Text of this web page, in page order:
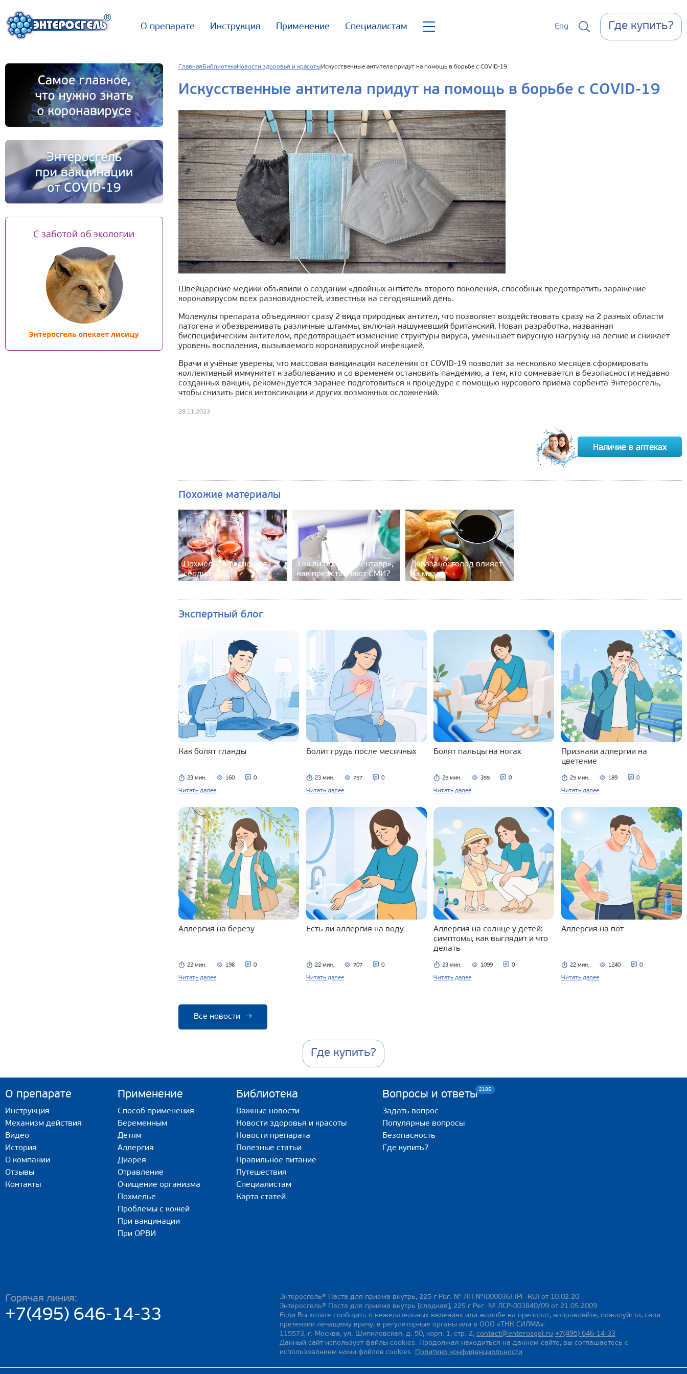
О препарате Инструкция Применение Специалистам Eng Где купить?
Главная БиблиотекаНовости здоровья и красоты Искусственные антитела придут на помощь в борьбе с COVID-19
Искусственные антитела придут на помощь в борьбе с COVID-19
Швейцарские медики объявили о создании «двойных антител» второго поколения, способных предотвратить заражение
коронавирусом всех разновидностей, известных на сегодняшний день.
Молекулы препарата объединяют сразу 2 вида природных антител, что позволяет воздействовать сразу на 2 разных области
патогена и обезвреживать различные штаммы, включая нашумевший британский. Новая разработка, названная
биспецифическим антителом, предотвращает изменение структуры вируса, уменьшает вирусную нагрузку на лёгкие и снижает
уровень воспаления, вызываемого коронавирусной инфекцией.
Врачи и учёные уверены, что массовая вакцинация населения от COVID-19 позволит за несколько месяцев сформировать
коллективный иммунитет к заболеванию и со временем остановить пандемию, а тем, кто сомневается в безопасности недавно
созданных вакцин, рекомендуется заранее подготовиться к процедуре с помощью курсового приёма сорбента Энтеросгель,
чтобы снизить риск интоксикации и других возможных осложнений.
28.11.2023
Похожие материалы
Похмелье опасно для
сердца
Так ли опасен «кентавр»,
как представляют СМИ?
Доказано: голод влияет
на мозг
Экспертный блог
Как болят гланды
23 мин. 160 0
Читать далее
Болит грудь после месячных
23 мин. 757 0
Читать далее
Болят пальцы на ногах
25 мин. 355 0
Читать далее
Признаки аллергии на
цветение
25 мин. 189 0
Читать далее
Аллергия на березу
22 мин. 198 0
Читать далее
Есть ли аллергия на воду
22 мин. 707 0
Читать далее
Аллергия на солнце у детей:
симптомы, как выглядит и что
делать
23 мин. 1099 0
Читать далее
Аллергия на пот
22 мин. 1240 0
Читать далее
Все новости →
Где купить?
О препарате
Инструкция
Механизм действия
Видео
История
О компании
Отзывы
Контакты
Применение
Способ применения
Беременным
Детям
Аллергия
Диарея
Отравление
Очищение организма
Похмелье
Проблемы с кожей
При вакцинации
При ОРВИ
Библиотека
Важные новости
Новости здоровья и красоты
Новости препарата
Полезные статьи
Правильное питание
Путешествия
Специалистам
Карта статей
Вопросы и ответы2185
Задать вопрос
Популярные вопросы
Безопасность
Где купить?
Горячая линия:
+7(495) 646-14-33
Энтеросгель® Паста для приема внутрь, 225 г Рег. № ЛП-№(000036)-(РГ-RU) от 10.02.20
Энтеросгель® Паста для приема внутрь [сладкая], 225 г Рег. № ЛСР-003840/09 от 21.05.2009
Если Вы хотите сообщить о нежелательных явлениях или жалобе на препарат, направляйте, пожалуйста, свои
претензии лечащему врачу, в регуляторные органы или в ООО «ТНК СИЛМА»:
115573, г. Москва, ул. Шипиловская, д. 50, корп. 1, стр. 2, contact@enterosgel.ru +7(495) 646-14-33
Данный сайт использует файлы cookies. Продолжая находиться на данном сайте, вы соглашаетесь с
использованием нами файлов cookies. Политика конфиденциальности